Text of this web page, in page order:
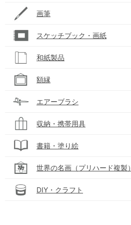
画筆
スケッチブック・画紙
和紙製品
額縁
エアーブラシ
収納・携帯用具
書籍・塗り絵
世界の名画（プリハード複製）
DIY・クラフト